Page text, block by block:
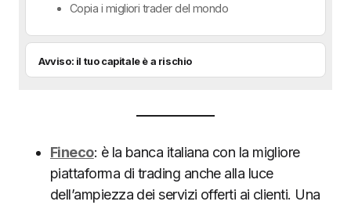
Copia i migliori trader del mondo
Avviso: il tuo capitale è a rischio
Fineco: è la banca italiana con la migliore
piattaforma di trading anche alla luce
dell’ampiezza dei servizi offerti ai clienti. Una